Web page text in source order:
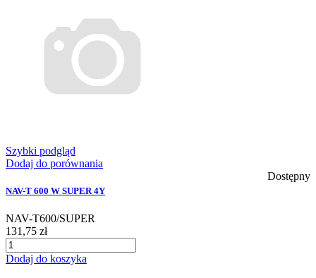
Szybki podgląd
Dodaj do porównania
Dostępny
NAV-T 600 W SUPER 4Y
NAV-T600/SUPER
131,75 zł
Dodaj do koszyka